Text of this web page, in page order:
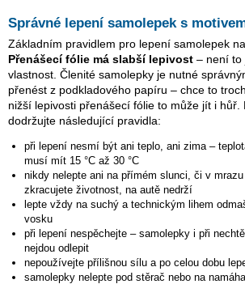
Správné lepení samolepek s
Základním pravidlem pro lepení samolepek
Přenášecí fólie má slabší lepivost – není to
vlastnost. Členité samolepky je nutné
přenést z podkladového papíru – chce to
nižší lepivosti přenášecí fólie to může jít i hůř.
dodržujte následující pravidla:
při lepení nesmí být ani teplo, ani zima –
musí mít 15 °C až 30 °C
nikdy nelepte ani na přímém slunci, či v
zkracujete životnost, na autě nedrží
lepte vždy na suchý a technickým lihem
vosku
při lepení nespěchejte – samolepky i při
nejdou odlepit
nepoužívejte přílišnou sílu a po celou dobu
samolepky nelepte pod stěrač nebo na